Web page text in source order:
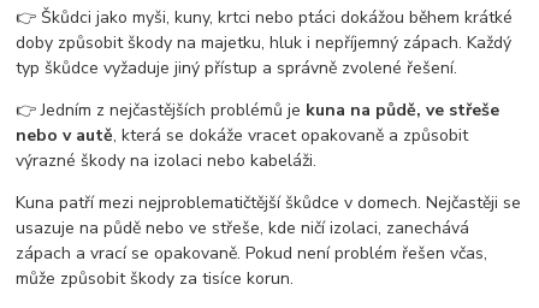
vosy v pergole
ochrana proti vosám
jak se zbavit vosího hnízda
odpuzovač vos
past na vosy
létající hmyz vosy v domě vosy ve střeše
👉 Škůdci jako myši, kuny, krtci nebo ptáci dokážou během krátké
doby způsobit škody na majetku, hluk i nepříjemný zápach. Každý
typ škůdce vyžaduje jiný přístup a správně zvolené řešení.
👉 Jedním z nejčastějších problémů je kuna na půdě, ve střeše
nebo v autě, která se dokáže vracet opakovaně a způsobit
výrazné škody na izolaci nebo kabeláži.
Kuna patří mezi nejproblematičtější škůdce v domech. Nejčastěji se
usazuje na půdě nebo ve střeše, kde ničí izolaci, zanechává
zápach a vrací se opakovaně. Pokud není problém řešen včas,
může způsobit škody za tisíce korun.